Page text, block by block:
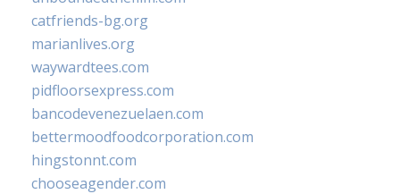
catfriends-bg.org
marianlives.org
waywardtees.com
pidfloorsexpress.com
bancodevenezuelaen.com
bettermoodfoodcorporation.com
hingstonnt.com
chooseagender.com